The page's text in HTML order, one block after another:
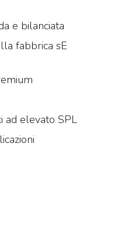
e bilanciata
fabbrica sE
ad elevato SPL